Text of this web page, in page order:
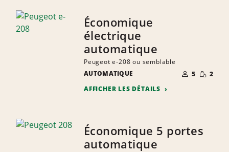
Économique
électrique
automatique
Peugeot e-208 ou semblable
AUTOMATIQUE
NOMBRE DE
PERSONNES
5 RÉDUITE
2
AFFICHER LES DÉTAILS
Économique 5 portes
automatique